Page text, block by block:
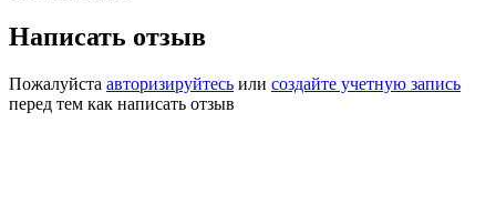
Написать отзыв
Пожалуйста авторизируйтесь или создайте учетную запись
перед тем как написать отзыв